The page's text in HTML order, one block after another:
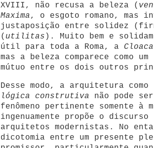
XVIII, não recusa a beleza (
Maxima, o esgoto romano, mas
justaposição entre solidez
( utilitas ). Muito bem e
útil para toda a Roma, a Cloaca
mas a beleza comparece como
mútuo entre os dois outros
Desse modo, a arquitetura como
lógica construtiva não pode
fenômeno pertinente somente à
ingenuamente propõe o
arquitetos modernistas. No
dicotomia entre um presente